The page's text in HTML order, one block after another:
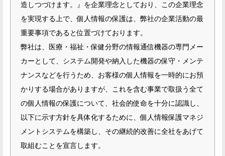
造しつづけます。』を企業理念としており、この企業理念
を実現する上で、個人情報の保護は、弊社の企業活動の最
重要事項であると位置づけております。
弊社は、医療・福祉・保健分野の情報通信機器の専門メー
カーとして、システム開発や納入した機器の保守・メンテ
ナンスなどを行うため、お客様の個人情報を一時的にお預
かりする場合がありますが、これを含む事業で取扱う全て
の個人情報の保護について、社会的使命を十分に認識し、
以下に示す方針を具体化するために、個人情報保護マネジ
メントシステムを構築し、その継続的改善に全社をあげて
取組むことを宣言します。